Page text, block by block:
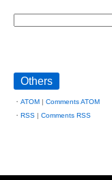
Others
ATOM | Comments ATOM
RSS | Comments RSS